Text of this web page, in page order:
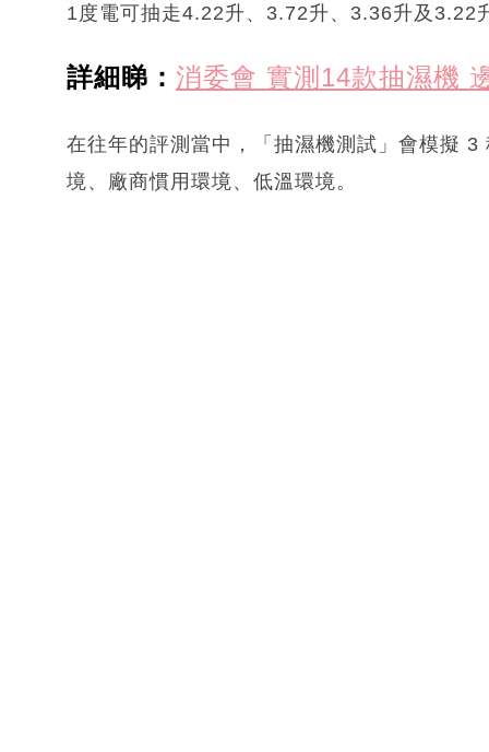
1度電可抽走4.22升、3.72升、3.36升及3.22
詳細睇： 消委會 實測14款抽濕機
在往年的評測當中，「抽濕機測試」會模擬
境、廠商慣用環境、低溫環境。